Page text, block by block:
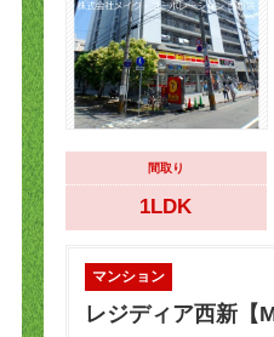
間取り
1LDK
マンション
レジディア西新【